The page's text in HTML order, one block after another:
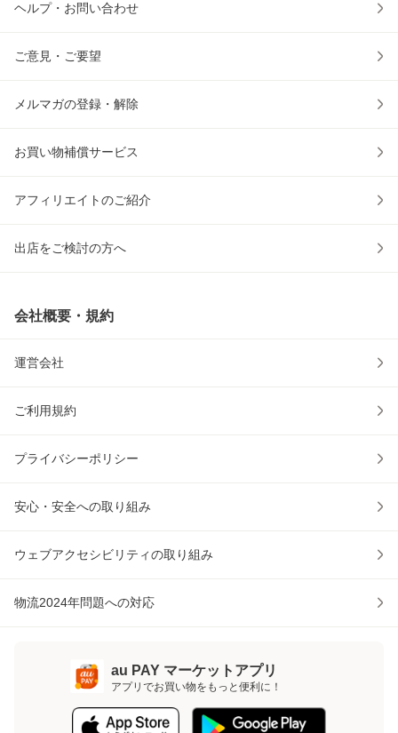
ヘルプ・お問い合わせ
ご意見・ご要望
メルマガの登録・解除
お買い物補償サービス
アフィリエイトのご紹介
出店をご検討の方へ
会社概要・規約
運営会社
ご利用規約
プライバシーポリシー
安心・安全への取り組み
ウェブアクセシビリティの取り組み
物流2024年問題への対応
au PAY マーケットアプリ
アプリでお買い物をもっと便利に！